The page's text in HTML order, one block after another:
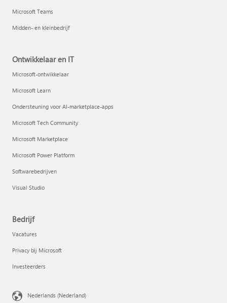
Microsoft Teams
Midden- en kleinbedrijf
Ontwikkelaar en IT
Microsoft-ontwikkelaar
Microsoft Learn
Ondersteuning voor AI-marketplace-apps
Microsoft Tech Community
Microsoft Marketplace
Microsoft Power Platform
Softwarebedrijven
Visual Studio
Bedrijf
Vacatures
Privacy bij Microsoft
Investeerders
Nederlands (Nederland)